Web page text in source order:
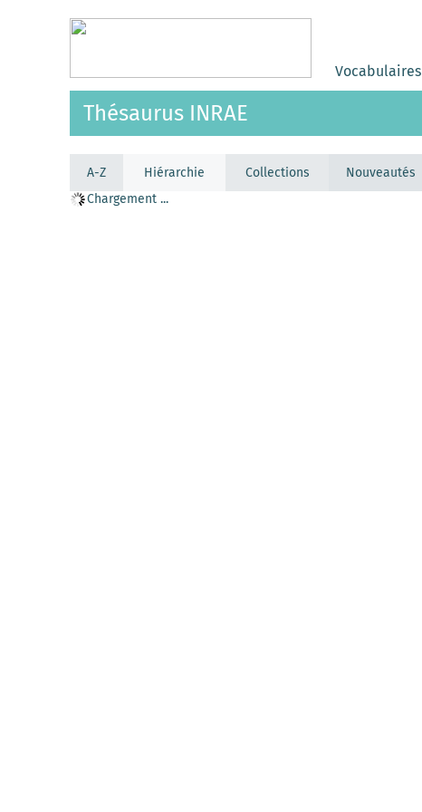
Vocabulaires
Thésaurus INRAE
A-Z Hiérarchie Collections
Nouveautés
Chargement ...